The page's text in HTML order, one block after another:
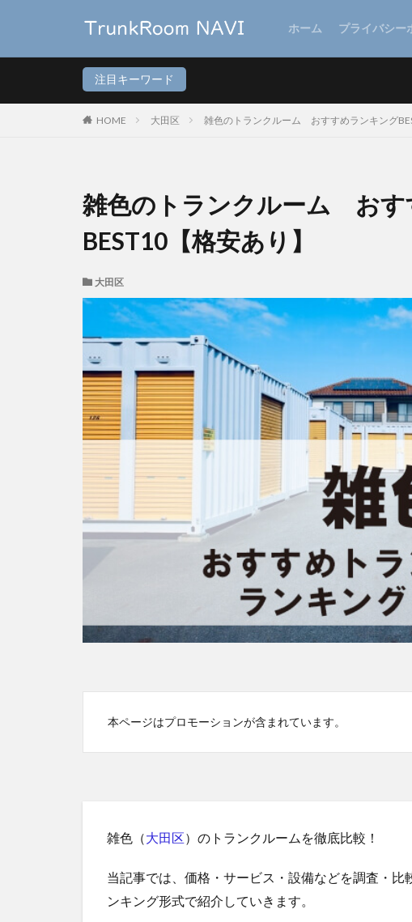
ホーム プライバシー
注目キーワード
HOME 大田区 雑色のトランクルーム おすすめランキング
雑色のトランクルーム おす
BEST10【格安あり】
大田区
本ページはプロモーションが含まれています。
雑色（大田区）のトランクルームを徹底比較！
当記事では、価格・サービス・設備などを調査・
ンキング形式で紹介していきます。